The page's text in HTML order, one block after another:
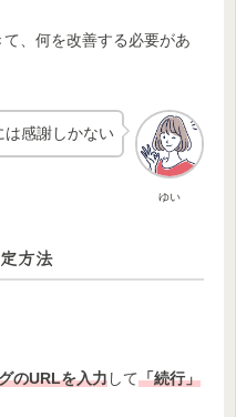
、何を改善する必要があ
ゆい
は感謝しかない
方法
のURLを入力して「続行」